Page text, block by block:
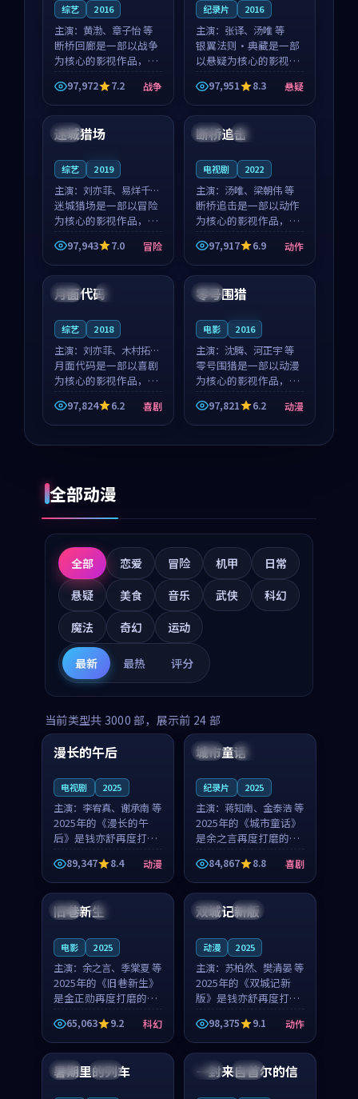
综艺 2016
主演： 黄渤、章子怡 等
断桥回廊是一部以战争
为核心的影视作品，围
绕危机、反转与人物成
长展开，整体节奏紧
凑，值得推荐观看。
97,972 7.2 战争
纪录片 2016
主演： 张译、汤唯 等
银翼法则·典藏是一部
以悬疑为核心的影视作
品，围绕危机、反转与
人物成长展开，整体节
奏紧凑，值得推荐观
看。
97,951 8.3 悬疑
法国
迷城猎场
综艺 2019
主演： 刘亦菲、易烊千玺
等
迷城猎场是一部以冒险
为核心的影视作品，围
绕危机、反转与人物成
长展开，整体节奏紧
凑，值得推荐观看。
97,943 7.0 冒险
泰国 热播
断桥追击
电视剧 2022
主演： 汤唯、梁朝伟 等
断桥追击是一部以动作
为核心的影视作品，围
绕危机、反转与人物成
长展开，整体节奏紧
凑，值得推荐观看。
97,917 6.9 动作
韩国 4K
月面代码
综艺 2018
主演： 刘亦菲、木村拓哉
等
月面代码是一部以喜剧
为核心的影视作品，围
绕危机、反转与人物成
长展开，整体节奏紧
凑，值得推荐观看。
97,824 6.2 喜剧
中国
零号围猎
电影 2016
主演： 沈腾、河正宇 等
零号围猎是一部以动漫
为核心的影视作品，围
绕危机、反转与人物成
长展开，整体节奏紧
凑，值得推荐观看。
97,821 6.2 动漫
全部动漫
全部 恋爱 冒险 机甲
日常
悬疑
美食 音乐 武侠
科幻
魔法
奇幻 运动
最新 最热 评分
当前类型共 3000 部，展示前 24 部
中国 高分
99:16
漫长的午后
电视剧 2025
主演： 李宥真、谢承南 等
2025年的《漫长的午
后》是钱亦舒再度打磨
的动漫佳作。中国大陆
的取景与海岛日常的氛
围相互成就，李宥真与
谢承南的对手戏自然克
制，让整部影片在悬念
89,347 8.4 动漫
美国 院线
城市童话
纪录片 2025
主演： 蒋知南、金泰浩 等
2025年的《城市童话》
是余之言再度打磨的喜
剧佳作。美国的取景与
历史战争的氛围相互成
就，蒋知南与金泰浩的
对手戏自然克制，让整
部影片在悬念与温度
84,867 8.8 喜剧
英国 完结
旧巷新生
电影 2025
主演： 余之言、季棠夏 等
2025年的《旧巷新生》
是金正勋再度打磨的科
幻佳作。英国的取景与
雨夜物语的氛围相互成
就，余之言与季棠夏的
对手戏自然克制，让整
部影片在悬念与温度
65,063 9.2 科幻
中国 独播
双城记新版
动漫 2025
主演： 苏柏然、樊清晏 等
2025年的《双城记新
版》是钱亦舒再度打磨
的动作佳作。中国大陆
的取景与沙漠探险的氛
围相互成就，苏柏然与
樊清晏的对手戏自然克
制，让整部影片在悬念
98,375 9.1 动作
中国 杜比
暑期里的列车 韩国 热播
一封来自首尔的信